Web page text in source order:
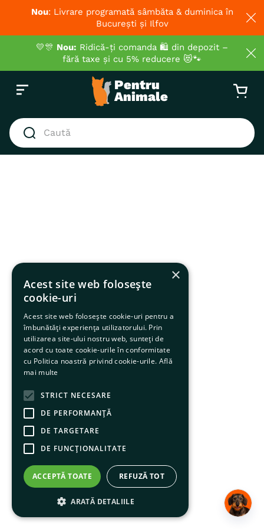
Nou: Livrare programată sâmbăta & duminica în
București și Ilfov
💛🎊 Nou: Ridică-ți comanda 🛍️ din depozit –
fără taxe și cu 5% reducere 😻🐾
Caută
5. brit
6. hrana uscata câini
7. hypoallergenic
8.
acana
9. recompense caini
10. brit caini
×
Acest site web folosește
cookie-uri
Acest site web folosește cookie-uri pentru a
îmbunătăți experiența utilizatorului. Prin
utilizarea site-ului nostru web, sunteți de
acord cu toate cookie-urile în conformitate
cu Politica noastră privind cookie-urile. Află
mai multe
STRICT NECESARE
DE PERFORMANȚĂ
DE TARGETARE
DE FUNCŢIONALITATE
ACCEPTĂ TOATE REFUZĂ TOT
ARATĂ DETALIILE